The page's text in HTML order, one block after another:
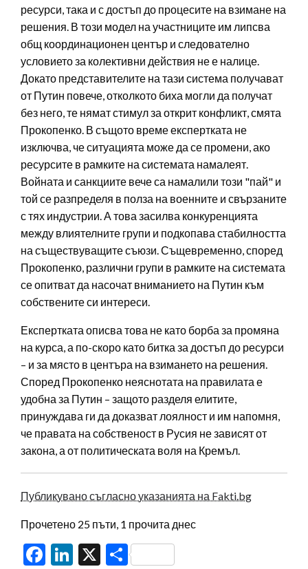
ресурси, така и с достъп до процесите на взимане на
решения. В този модел на участниците им липсва
общ координационен център и следователно
условието за колективни действия не е налице.
Докато представителите на тази система получават
от Путин повече, отколкото биха могли да получат
без него, те нямат стимул за открит конфликт, смята
Прокопенко. В същото време експертката не
изключва, че ситуацията може да се промени, ако
ресурсите в рамките на системата намалеят.
Войната и санкциите вече са намалили този "пай" и
той се разпределя в полза на военните и свързаните
с тях индустрии. А това засилва конкуренцията
между влиятелните групи и подкопава стабилността
на съществуващите съюзи. Същевременно, според
Прокопенко, различни групи в рамките на системата
се опитват да насочат вниманието на Путин към
собствените си интереси.
Експертката описва това не като борба за промяна
на курса, а по-скоро като битка за достъп до ресурси
– и за място в центъра на взимането на решения.
Според Прокопенко неяснотата на правилата е
удобна за Путин – защото разделя елитите,
принуждава ги да доказват лоялност и им напомня,
че правата на собственост в Русия не зависят от
закона, а от политическата воля на Кремъл.
Публикувано съгласно указанията на Fakti.bg
Прочетено 25 пъти, 1 прочита днес
Facebook
LinkedIn
X Share